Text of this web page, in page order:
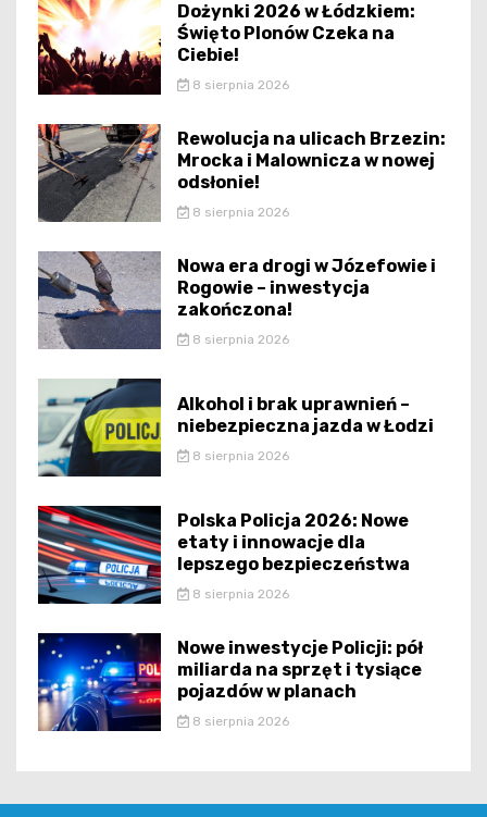
Dożynki 2026 w Łódzkiem:
Święto Plonów Czeka na
Ciebie!
8 sierpnia 2026
Rewolucja na ulicach Brzezin:
Mrocka i Malownicza w nowej
odsłonie!
8 sierpnia 2026
Nowa era drogi w Józefowie i
Rogowie – inwestycja
zakończona!
8 sierpnia 2026
Alkohol i brak uprawnień –
niebezpieczna jazda w Łodzi
8 sierpnia 2026
Polska Policja 2026: Nowe
etaty i innowacje dla
lepszego bezpieczeństwa
8 sierpnia 2026
Nowe inwestycje Policji: pół
miliarda na sprzęt i tysiące
pojazdów w planach
8 sierpnia 2026